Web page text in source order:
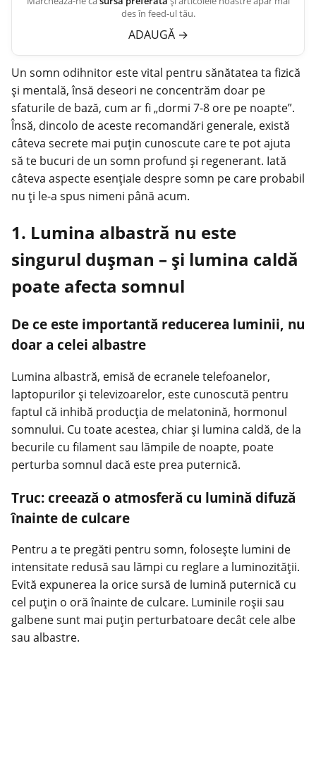
des în feed-ul tău.
ADAUGĂ →
Un somn odihnitor este vital pentru sănătatea ta fizică
și mentală, însă deseori ne concentrăm doar pe
sfaturile de bază, cum ar fi „dormi 7-8 ore pe noapte”.
Însă, dincolo de aceste recomandări generale, există
câteva secrete mai puțin cunoscute care te pot ajuta
să te bucuri de un somn profund și regenerant. Iată
câteva aspecte esențiale despre somn pe care probabil
nu ți le-a spus nimeni până acum.
1. Lumina albastră nu este
singurul dușman – și lumina caldă
poate afecta somnul
De ce este importantă reducerea luminii, nu
doar a celei albastre
Lumina albastră, emisă de ecranele telefoanelor,
laptopurilor și televizoarelor, este cunoscută pentru
faptul că inhibă producția de melatonină, hormonul
somnului. Cu toate acestea, chiar și lumina caldă, de la
becurile cu filament sau lămpile de noapte, poate
perturba somnul dacă este prea puternică.
Truc: creează o atmosferă cu lumină difuză
înainte de culcare
Pentru a te pregăti pentru somn, folosește lumini de
intensitate redusă sau lămpi cu reglare a luminozității.
Evită expunerea la orice sursă de lumină puternică cu
cel puțin o oră înainte de culcare. Luminile roșii sau
galbene sunt mai puțin perturbatoare decât cele albe
sau albastre.